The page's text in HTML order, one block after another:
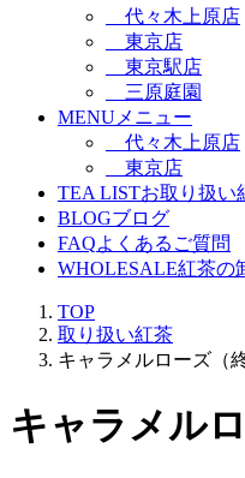
代々木上原店
東京店
東京駅店
三原庭園
MENUメニュー
代々木上原店
東京店
TEA LISTお取り扱い
BLOGブログ
FAQよくあるご質問
WHOLESALE紅茶の
TOP
取り扱い紅茶
キャラメルローズ（
キャラメル